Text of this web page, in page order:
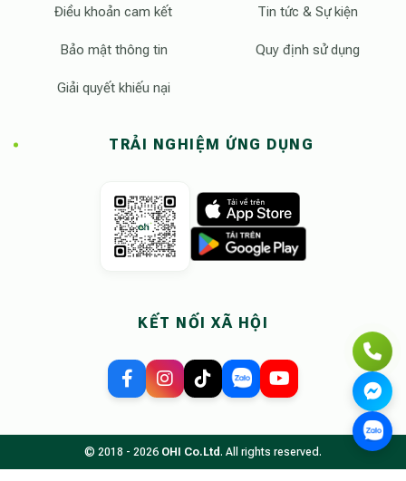
Điều khoản cam kết
Bảo mật thông tin
Giải quyết khiếu nại
Tin tức & Sự kiện
Quy định sử dụng
TRẢI NGHIỆM ỨNG DỤNG
KẾT NỐI XÃ HỘI
© 2018 - 2026 OHI Co.Ltd. All rights reserved.